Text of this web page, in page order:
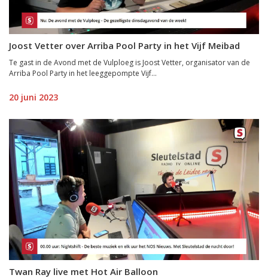
Joost Vetter over Arriba Pool Party in het Vijf Meibad
Te gast in de Avond met de Vulploeg is Joost Vetter, organisator van de
Arriba Pool Party in het leeggepompte Vijf...
20 juni 2023
Twan Ray live met Hot Air Balloon